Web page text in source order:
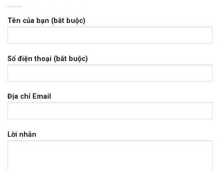
Tên của bạn (bắt buộc)
Số điện thoại (bắt buộc)
Địa chỉ Email
Lời nhắn